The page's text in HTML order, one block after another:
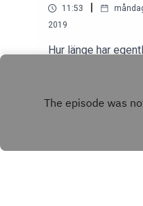
11:53 |
2019
Hur länge har